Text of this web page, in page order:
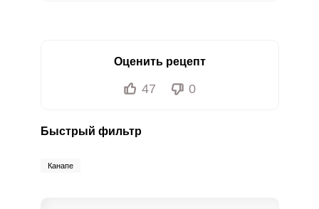
Оценить рецепт
47 0
Быстрый фильтр
Канапе